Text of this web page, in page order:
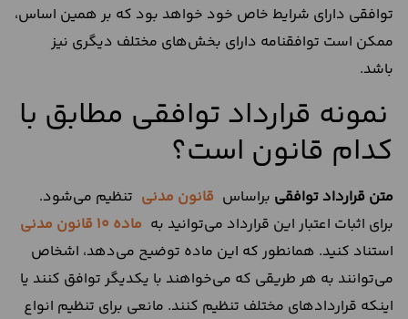
توافقی دارای شرایط خاص خود خواهد بود که بر همین اساس،
ممکن است توافقنامه دارای بخش‌های مختلف دیگری نیز
باشد.
نمونه قرارداد توافقی مطابق با
کدام قانون است؟
متن قرارداد توافقی براساس قانون مدنی تنظیم می‌شود.
برای اثبات اعتبار این قرارداد می‌توانید به ماده 10 قانون مدنی
استناد کنید. همانطور که این ماده توضیح می‌دهد، اشخاص
می‌توانند به هر طریقی که می‌خواهند با یکدیگر توافق کنند یا
اینکه قراردادهای مختلف تنظیم کنند. مانعی برای تنظیم انواع